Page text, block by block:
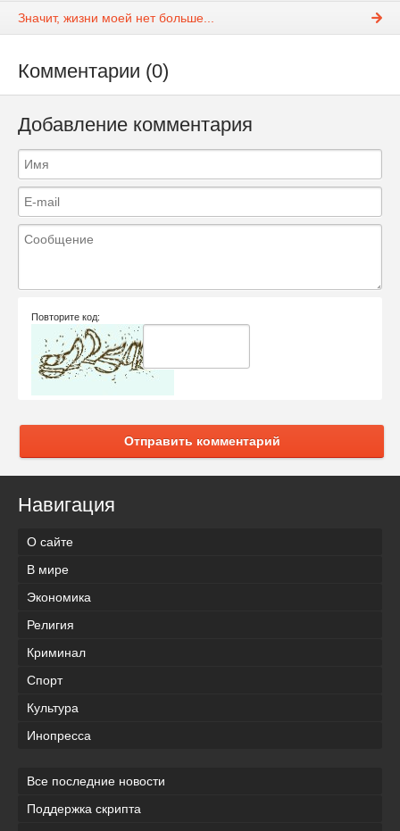
Значит, жизни моей нет больше...
Комментарии (0)
Добавление комментария
Повторите код:
Отправить комментарий
Навигация
О сайте
В мире
Экономика
Религия
Криминал
Спорт
Культура
Инопресса
Все последние новости
Поддержка скрипта